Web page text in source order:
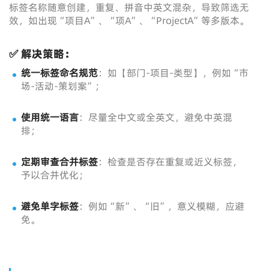
标签名称随意创建，重复、拼音中英文混杂，导致筛选无
效，如出现“项目A”、“项A”、“ProjectA”等多版本。
✅ 解决策略：
统一标签命名规范：如【部门-项目-类型】，例如“市
场-活动-策划案”；
使用统一语言：尽量全中文或全英文，避免中英混
排；
定期审查合并标签：检查是否存在重复或近义标签，
予以合并优化；
避免单字标签：例如“新”、“旧”，意义模糊，应避
免。